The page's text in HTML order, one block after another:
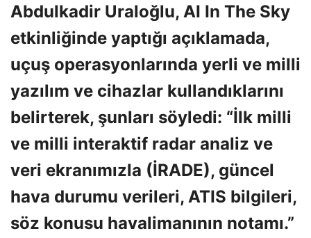
Abdulkadir Uraloğlu, AI In The Sky
etkinliğinde yaptığı açıklamada,
uçuş operasyonlarında yerli ve milli
yazılım ve cihazlar kullandıklarını
belirterek, şunları söyledi: “İlk milli
ve milli interaktif radar analiz ve
veri ekranımızla (İRADE), güncel
hava durumu verileri, ATIS bilgileri,
söz konusu havalimanının notamı.”